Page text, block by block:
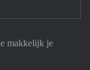
makkelijk je